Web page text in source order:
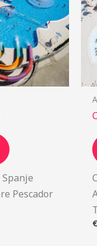
Pescador
€